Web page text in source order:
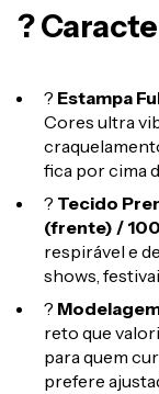
?
? Estampa
Cores ultra
fica por cima
? Tecido
(frente) /
respirável e
shows,
?
reto que
para quem
prefere